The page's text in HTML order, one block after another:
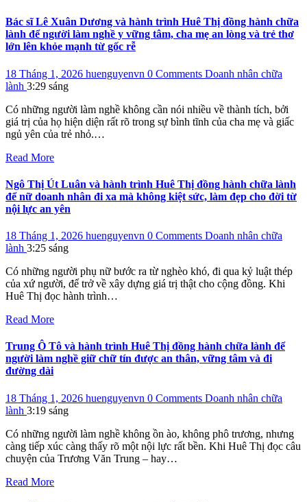
Bác sĩ Lê Xuân Dương và hành trình Huê Thị đồng hành chữa
lành để người làm nghề y vững tâm, cha mẹ an lòng và trẻ thơ
lớn lên khỏe mạnh từ gốc rễ
18 Tháng 1, 2026 huenguyenvn 0 Comments Doanh nhân chữa
lành 3:29 sáng
Có những người làm nghề không cần nói nhiều về thành tích, bởi
giá trị của họ hiện diện rất rõ trong sự bình tĩnh của cha mẹ và giấc
ngủ yên của trẻ nhỏ.…
Read More
Ngô Thị Út Luân và hành trình Huê Thị đồng hành chữa lành
để nữ doanh nhân đi xa mà không kiệt sức, làm đẹp cho đời từ
nội lực an yên
18 Tháng 1, 2026 huenguyenvn 0 Comments Doanh nhân chữa
lành 3:25 sáng
Có những người phụ nữ bước ra từ nghèo khó, đi qua kỷ luật thép
của xứ người, để trở về xây dựng giá trị thật cho cộng đồng. Khi
Huê Thị đọc hành trình…
Read More
Trung Ô Tô và hành trình Huê Thị đồng hành chữa lành để
người làm nghề giữ chữ tín được an thân, vững tâm và đi
đường dài
18 Tháng 1, 2026 huenguyenvn 0 Comments Doanh nhân chữa
lành 3:19 sáng
Có những người làm nghề không ồn ào, không phô trương, nhưng
càng tiếp xúc càng thấy rõ một nội lực rất bền. Khi Huê Thị đọc câu
chuyện của Trương Văn Trung – hay…
Read More